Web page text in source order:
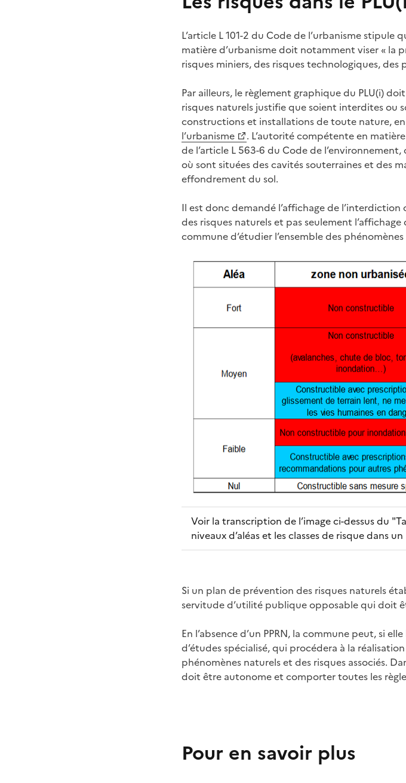
L’article L 101-2 du Code de l’urbanisme
matière d’urbanisme doit notamment viser « la
risques miniers, des risques technologiques,
Par ailleurs, le règlement graphique du PLU(i)
risques naturels justifie que soient interdites ou
constructions et installations de toute nature,
l’urbanisme
. L’autorité compétente en
de l’article L 563-6 du Code de
où sont situées des cavités souterraines et des
effondrement du sol.
Il est donc demandé l’affichage de
des risques naturels et pas seulement
commune d‘étudier l’ensemble des
Voir la transcription de l’image ci-dessus du
niveaux d’aléas et les classes de risque dans un
Si un plan de prévention des risques naturels
servitude d’utilité publique opposable qui doit
En l’absence d’un PPRN, la commune peut, si
d’études spécialisé, qui procédera à la
phénomènes naturels et des risques associés.
doit être autonome et comporter toutes les
Pour en savoir plus